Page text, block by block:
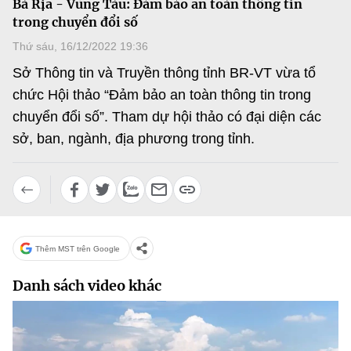
Sở Khoa học và Công nghệ
Chuyển đổi số
Sở hữu trí tuệ
Tiêu chuẩn, đo lường, chất lượng
Năng lượng nguyên tử
Tin địa phương
Văn bản QPPL
Lấy ý kiến người dân về dự thảo VBQPPL
MST IOFFICE
THỐNG KÊ
Khoa học và Công nghệ
Đổi mới sáng tạo
Bưu chính, Viễn thông
Sở hữu trí tuệ
Tiêu chuẩn, đo lường, chất lượng
Năng lượng nguyên tử
Multimedia
THƯ ĐIỆN TỬ
Videos
Ảnh
Voice
Nhiệm vụ trọng tâm
Bà Rịa - Vũng Tàu: Đảm bảo an toàn thông tin
trong chuyển đổi số
Thứ sáu, 16/12/2022 19:36
Sở Thông tin và Truyền thông tỉnh BR-VT vừa tổ
chức Hội thảo “Đảm bảo an toàn thông tin trong
chuyển đổi số”. Tham dự hội thảo có đại diện các
sở, ban, ngành, địa phương trong tỉnh.
Thêm MST trên Google
Danh sách video khác